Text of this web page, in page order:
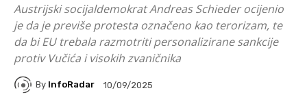
Austrijski socijaldemokrat Andreas Schieder ocijenio
je da je previše protesta označeno kao terorizam, te
da bi EU trebala razmotriti personalizirane sankcije
protiv Vučića i visokih zvaničnika
By InfoRadar 10/09/2025